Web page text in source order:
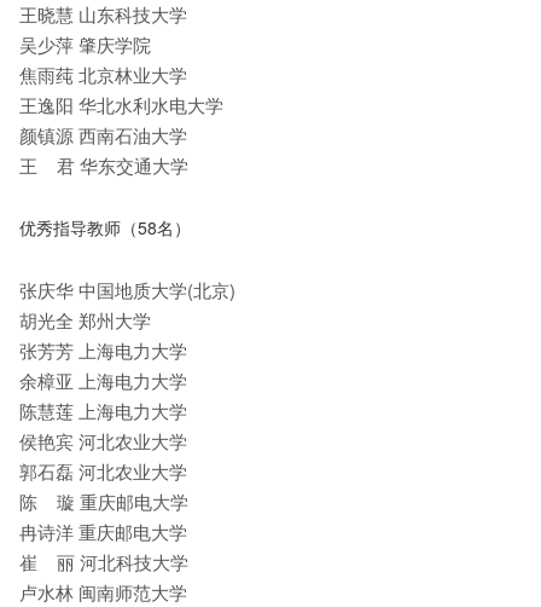
王晓慧 山东科技大学
吴少萍 肇庆学院
焦雨莼 北京林业大学
王逸阳 华北水利水电大学
颜镇源 西南石油大学
王 君 华东交通大学
优秀指导教师（58名）
张庆华 中国地质大学(北京)
胡光全 郑州大学
张芳芳 上海电力大学
余樟亚 上海电力大学
陈慧莲 上海电力大学
侯艳宾 河北农业大学
郭石磊 河北农业大学
陈 璇 重庆邮电大学
冉诗洋 重庆邮电大学
崔 丽 河北科技大学
卢水林 闽南师范大学